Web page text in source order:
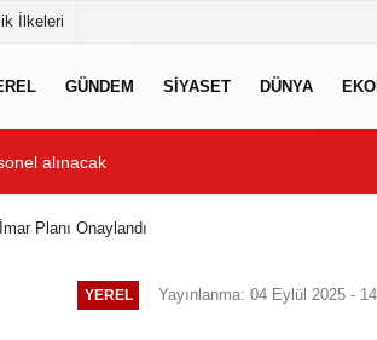
İlkeleri
GÜNDEM SİYASET DÜNYA
alınacak
Planı Onaylandı
YEREL Yayınlanma: 04 Eylül 2025 -